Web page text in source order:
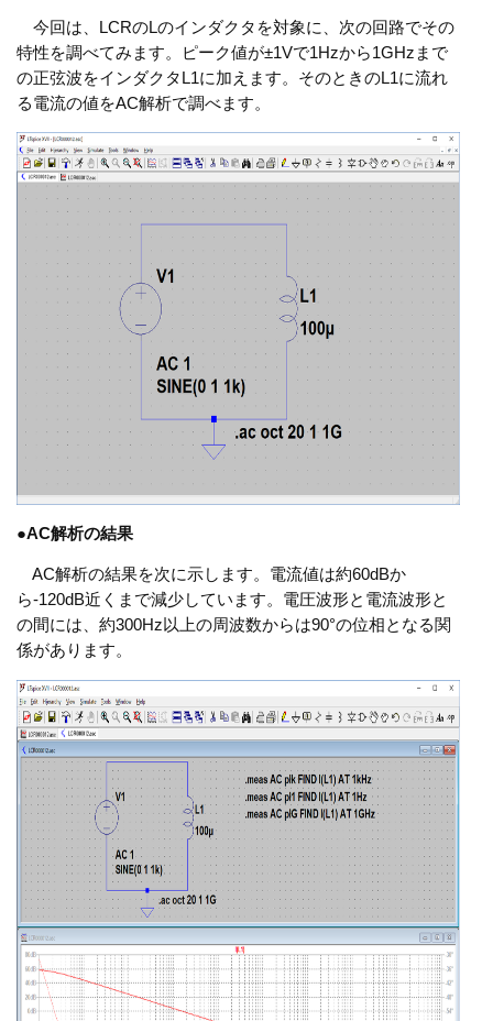
今回は、LCRのLのインダクタを対象に、次の回路でその
特性を調べてみます。ピーク値が±1Vで1Hzから1GHzまで
の正弦波をインダクタL1に加えます。そのときのL1に流れ
る電流の値をAC解析で調べます。
●AC解析の結果
AC解析の結果を次に示します。電流値は約60dBか
ら-120dB近くまで減少しています。電圧波形と電流波形と
の間には、約300Hz以上の周波数からは90°の位相となる関
係があります。